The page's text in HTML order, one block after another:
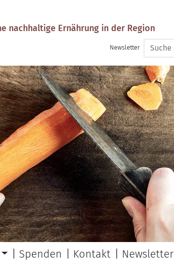
nachhaltige Ernährung in der Region
Newsletter
Suche
nach:
Spenden Kontakt Newsletter